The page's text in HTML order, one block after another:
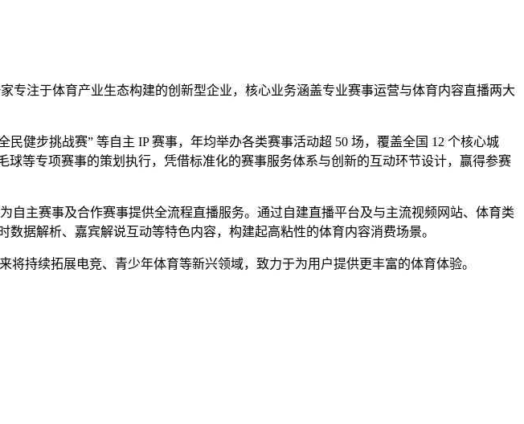
专注于体育产业生态构建的创新型企业，核心业务涵盖专业赛事运营与体育内容直播两大
健步挑战赛” 等自主 IP 赛事，年均举办各类赛事活动超 50 场，覆盖全国 12 个核心城
等专项赛事的策划执行，凭借标准化的赛事服务体系与创新的互动环节设计，赢得参赛
主赛事及合作赛事提供全流程直播服务。通过自建直播平台及与主流视频网站、体育类
据解析、嘉宾解说互动等特色内容，构建起高粘性的体育内容消费场景。
将持续拓展电竞、青少年体育等新兴领域，致力于为用户提供更丰富的体育体验。